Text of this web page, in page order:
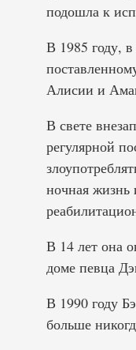
подошла к
В 1985 году,
Алисии и
В свете
регулярной
ночная
В 14 лет она
доме певца
В 1990 году
больше